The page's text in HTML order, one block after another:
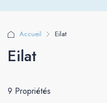
Accueil Eilat
Eilat
9 Propriétés